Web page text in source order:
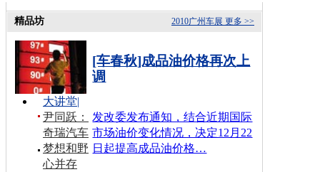
更多 >>
2010广州车展
精品坊
[车春秋]成品油价格再次上
调
发改委发布通知，结合近期国际
市场油价变化情况，决定12月22
日起提高成品油价格…
大讲堂|
尹同跃：
奇瑞汽车
梦想和野
心并存